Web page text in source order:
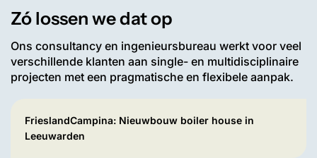
Zó lossen we dat op
Ons consultancy en ingenieursbureau werkt voor veel
verschillende klanten aan single- en multidisciplinaire
projecten met een pragmatische en flexibele aanpak.
FrieslandCampina: Nieuwbouw boiler house in
Leeuwarden